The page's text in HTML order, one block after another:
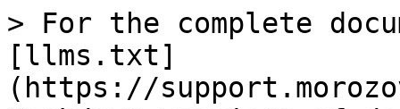
> For the complete
[llms.txt]
(https://